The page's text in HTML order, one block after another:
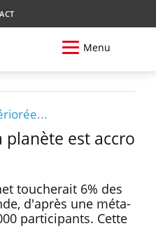
Menu
planète est accro
toucherait 6% des
d'après une méta-
participants. Cette